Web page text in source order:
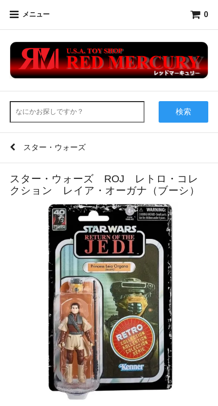
メニュー 0
検索
スター・ウォーズ
スター・ウォーズ ROJ レトロ・コレ
クション レイア・オーガナ（ブーシ）